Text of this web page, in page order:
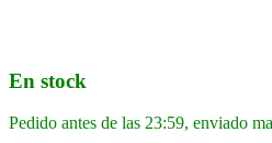
En stock
Pedido antes de las 23:59, enviado